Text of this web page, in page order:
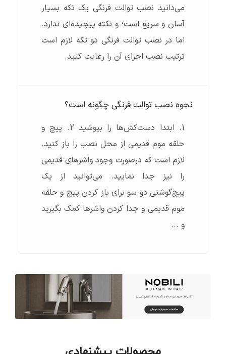
می‌دانید نصب توالت فرنگی یک تکه بسیار
آسان و سریع است؛ و نکته پیچیده‌ای ندارد.
اما در نصب توالت فرنگی دو تکه لازم است
ترتیب نصب اجزای آن را رعایت کنید.
نحوه نصب توالت فرنگی چگونه است؟
1. ابتدا دست‌کش‌ها را بپوشید 2. پیچ و
حلقه موم قدیمی از محل نصب را باز کنید.
لازم است که درصورت وجود واشرهای قدیمی
را نیز جدا نمایید. می‌توانید از یک
پیچ‌گوشتی دو سو برای باز کردن پیچ و حلقه
موم قدیمی و جدا کردن واشرها کمک بگیرید
و ...